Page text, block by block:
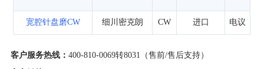
宽腔针盘磨CW 细川密克朗 CW 进口 电议
客户服务热线： 400-810-0069转8031（售前/售后支持）